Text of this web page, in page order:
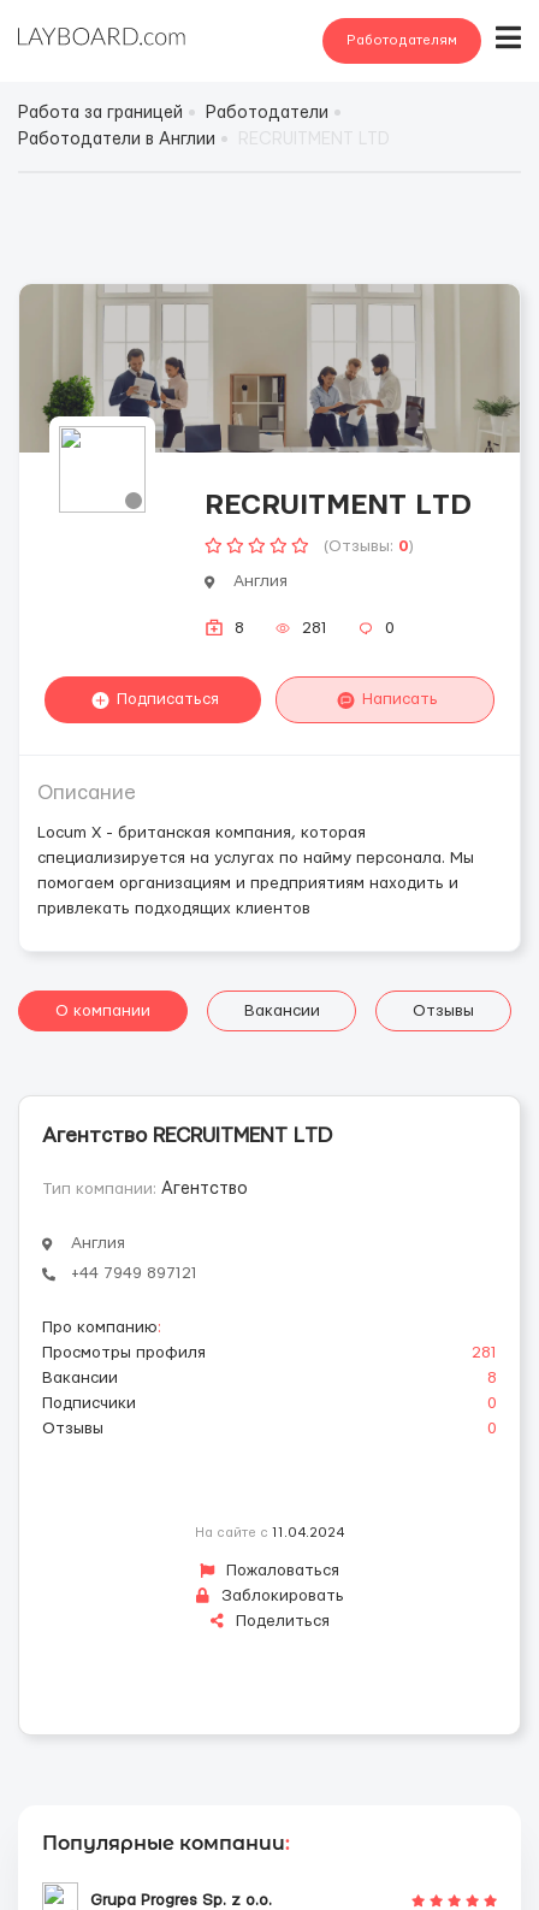
Работодателям
Работа за границей
Работодатели
Работодатели в Англии
RЕCRUITMENT LТD
(Отзывы: 0)
Англия
8 281 0
Подписаться Написать
Описание
Locum X - британская компания, которая
специализируется на услугах по найму персонала. Мы
помогаем организациям и предприятиям находить и
привлекать подходящих клиентов
О компании Вакансии Отзывы
Агентство RЕCRUITMENT LТD
Тип компании: Агентство
Англия
+44 7949 897121
Про компанию:
Просмотры профиля
281
Вакансии
8
Подписчики
0
Отзывы
0
На сайте с 11.04.2024
Пожаловаться
Заблокировать
Поделиться
Популярные компании:
Grupa Progres Sp. z o.o.